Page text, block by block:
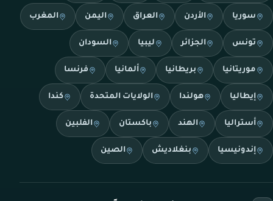
سوريا الأردن العراق اليمن المغرب
تونس الجزائر ليبيا السودان
موريتانيا بريطانيا ألمانيا فرنسا
إيطاليا هولندا الولايات المتحدة كندا
أستراليا الهند باكستان الفلبين
إندونيسيا بنغلاديش الصين